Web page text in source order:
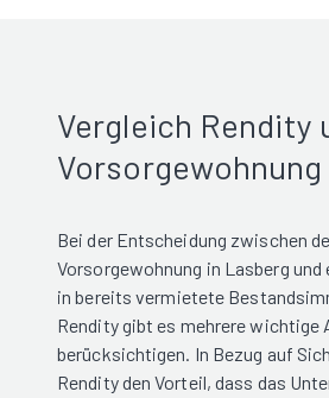
Vergleich Rendity
Vorsorgewohnung
Bei der Entscheidung zwischen
Vorsorgewohnung in Lasberg
in bereits vermietete
Rendity gibt es mehrere wichtige
berücksichtigen. In Bezug auf
Rendity den Vorteil, dass das